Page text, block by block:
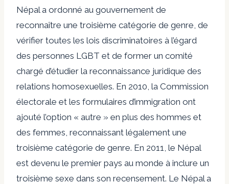
Népal a ordonné au gouvernement de
reconnaître une troisième catégorie de genre, de
vérifier toutes les lois discriminatoires à l’égard
des personnes LGBT et de former un comité
chargé d’étudier la reconnaissance juridique des
relations homosexuelles. En 2010, la Commission
électorale et les formulaires d’immigration ont
ajouté l’option « autre » en plus des hommes et
des femmes, reconnaissant légalement une
troisième catégorie de genre. En 2011, le Népal
est devenu le premier pays au monde à inclure un
troisième sexe dans son recensement. Le Népal a